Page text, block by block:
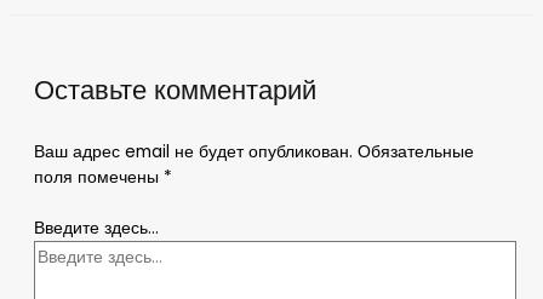
Оставьте комментарий
Ваш адрес email не будет опубликован. Обязательные
поля помечены *
Введите здесь...